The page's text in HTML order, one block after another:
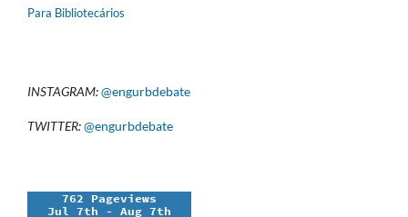
Para Bibliotecários
INSTAGRAM:@engurbdebate
TWITTER:@engurbdebate